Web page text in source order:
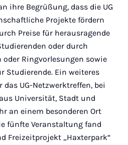
ihre Begrüßung, dass die UG
Projekte fördern
Preise für her­ausragende
oder durch
oder Ringvorlesungen sowie
Studierende. Ein weiteres
UG-Netzwerktreffen, bei
Universität, Stadt und
an einem besonderen Ort
fünfte Veranstaltung fand
Freizeitprojekt „Haxterpark“